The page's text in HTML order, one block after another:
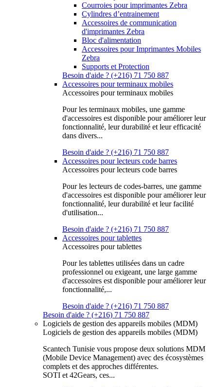
Courroies pour imprimantes Zebra
Cylindres d’entrainement
Accessoires de communication
d'imprimantes Zebra
Bloc d'alimentation
Accessoires pour Imprimantes Mobiles
Zebra
Supports et Protection
Besoin d'aide ? (+216) 71 750 887
Accessoires pour terminaux mobiles
Accessoires pour terminaux mobiles
Pour les terminaux mobiles, une gamme
d'accessoires est disponible pour améliorer leur
fonctionnalité, leur durabilité et leur efficacité
dans divers...
Besoin d'aide ? (+216) 71 750 887
Accessoires pour lecteurs code barres
Accessoires pour lecteurs code barres
Pour les lecteurs de codes-barres, une gamme
d'accessoires est disponible pour améliorer leur
fonctionnalité, leur durabilité et leur facilité
d'utilisation...
Besoin d'aide ? (+216) 71 750 887
Accessoires pour tablettes
Accessoires pour tablettes
Pour les tablettes utilisées dans un cadre
professionnel ou exigeant, une large gamme
d'accessoires est disponible pour améliorer leur
fonctionnalité,...
Besoin d'aide ? (+216) 71 750 887
Besoin d'aide ? (+216) 71 750 887
Logiciels de gestion des appareils mobiles (MDM)
Logiciels de gestion des appareils mobiles (MDM)
Scantech Tunisie vous propose deux solutions MDM
(Mobile Device Management) avec des écosystèmes
complets et des approches différentes.
SOTI et 42Gears, ces...